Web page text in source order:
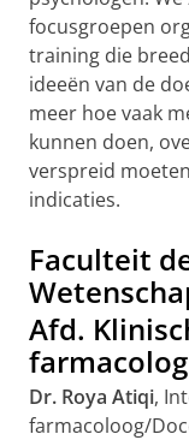
focusgroepen
training die
ideeën van de
meer hoe vaak
kunnen doen,
verspreid
indicaties.
Faculteit
Afd.
Dr. Roya Atiqi,
farmacoloog/